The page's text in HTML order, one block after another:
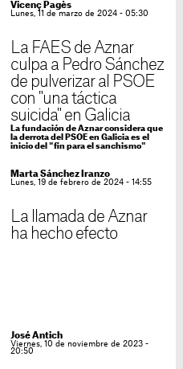
Vicenç Pagès
Lunes, 11 de marzo de 2024 - 05:30
La FAES de Aznar
culpa a Pedro Sánchez
de pulverizar al PSOE
con "una táctica
suicida" en Galicia
La fundación de Aznar considera que
la derrota del PSOE en Galicia es el
inicio del "fin para el sanchismo"
Marta Sánchez Iranzo
Lunes, 19 de febrero de 2024 - 14:55
La llamada de Aznar
ha hecho efecto
José Antich
Viernes, 10 de noviembre de 2023 -
20:50